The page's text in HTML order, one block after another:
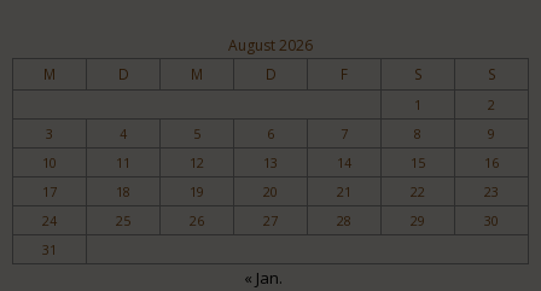
August 2026
M D M D F S S
1
2
3
4 5 6 7 8
9
10
11 12 13 14 15
16
17
18 19 20 21 22
23
24
25 26 27 28 29
30
31
« Jan.